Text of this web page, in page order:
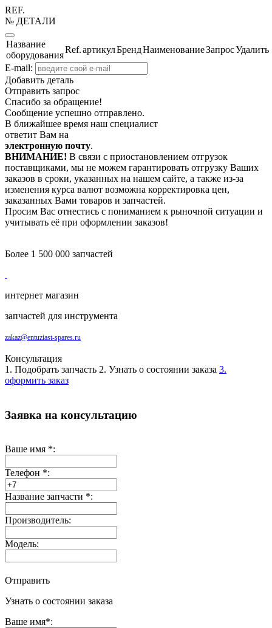
REF.
№ ДЕТАЛИ
Название
оборудования
Ref.артикулБрендНаименованиеЗапросУдалить
E-mail:
Добавить деталь
Отправить запрос
Спасибо за обращение!
Сообщение успешно отправлено.
В ближайшее время наш специалист
ответит Вам на
электронную почту.
ВНИМАНИЕ! В связи с приостановлением отгрузок
поставщиками, мы не можем гарантировать отгрузку Ваших
заказов в сроки, указанных на нашем сайте, а также из-за
изменения курса валют возможна корректировка цен,
заказанных Вами товаров и запчастей.
Просим Вас отнестись с пониманием к рыночной ситуации и
учитывать её при оформлении заказов!
Более 1 500 000 запчастей
интернет магазин
запчастей для инструмента
zakaz@entuziast-spares.ru
Консультация
1. Подобрать запчасть 2. Узнать о состоянии заказа 3.
оформить заказ
Заявка на консультацию
Ваше имя *:
Телефон *:
Название запчасти *:
Производитель:
Модель:
Отправить
Узнать о состоянии заказа
Ваше имя*: